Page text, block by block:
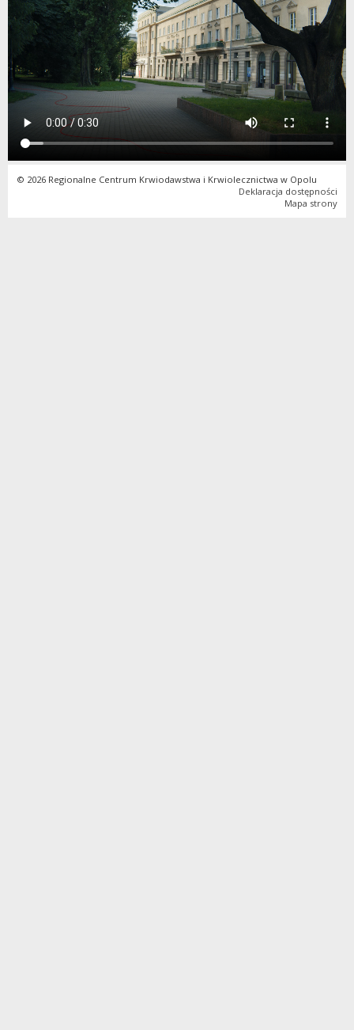
© 2026 Regionalne Centrum Krwiodawstwa i Krwiolecznictwa w Opolu
Deklaracja dostępności
Mapa strony